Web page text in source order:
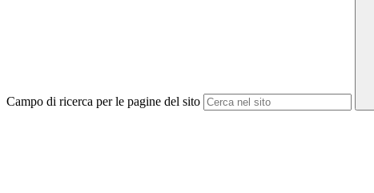
Campo di ricerca per le pagine del sito